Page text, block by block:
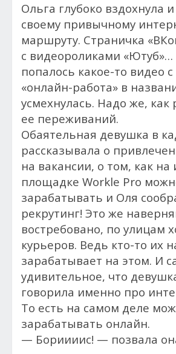
Ольга глубоко вздохнула
своему привычному
маршруту. Страничка
с видеороликами
попалось какое-то видео
«онлайн-работа» в
усмехнулась. Надо же, как
ее переживаний.
Обаятельная девушка в
рассказывала о
на вакансии, о том, как на
площадке Workle Pro
зарабатывать и Оля
рекрутинг! Это же
востребовано, по улицам
курьеров. Ведь кто-то их
зарабатывает на этом. И
удивительное, что
говорила именно про
То есть на самом деле
зарабатывать онлайн.
— Бориииис! — позвала